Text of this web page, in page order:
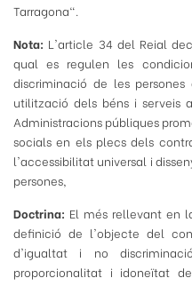
Tarragona".
Nota: L'article 34 del Reial
qual es regulen les
discriminació de les
utilització dels béns i serveis
Administracions públiques
socials en els plecs dels
l'accessibilitat universal i
persones,
Doctrina: El més rellevant en
definició de l'objecte del
d'igualtat i no
proporcionalitat i idoneïtat